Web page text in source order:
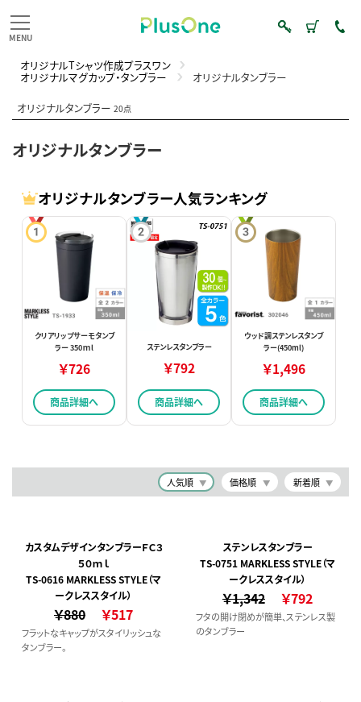
オリジナルTシャツ作成プラスワン
オリジナルマグカップ・タンブラー オリジナルタンブラー
オリジナルタンブラー20点
オリジナルタンブラー
オリジナルタンブラー人気ランキング
クリアリップサーモタンブ
ラー 350ｍl
￥726
商品詳細へ
ステンレスタンブラー
￥792
商品詳細へ
ウッド調ステンレスタンブ
ラー(450ml)
￥1,496
商品詳細へ
人気順 価格順 新着順
カスタムデザインタンブラーＦＣ３
５０ｍｌ
TS-0616 MARKLESS STYLE（マ
ークレススタイル）
￥880 ￥517
フラットなキャップがスタイリッシュな
タンブラー。
ステンレスタンブラー
TS-0751 MARKLESS STYLE（マ
ークレススタイル）
￥1,342 ￥792
フタの開け閉めが簡単、ステンレス製
のタンブラー